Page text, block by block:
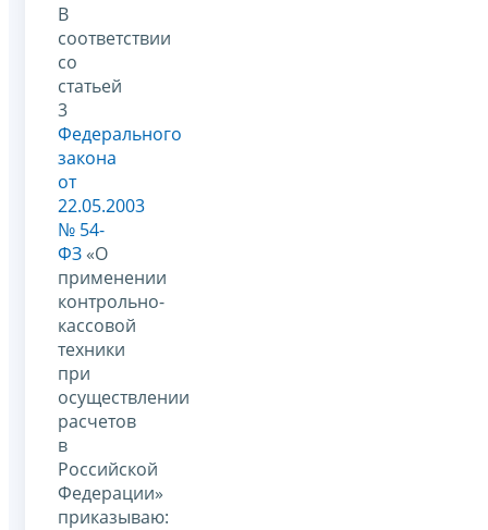
В
соответствии
со
статьей
3
Федерального
закона
от
22.05.2003
№ 54-
ФЗ «О
применении
контрольно-
кассовой
техники
при
осуществлении
расчетов
в
Российской
Федерации»
приказываю: